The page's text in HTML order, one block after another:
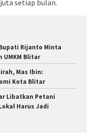
setiap bulan.
Rijanto Minta
UMKM Blitar
Mas Ibin:
Kota Blitar
Libatkan Petani
Harus Jadi